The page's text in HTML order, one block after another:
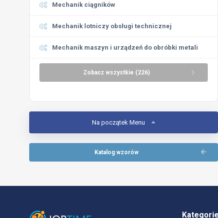
Mechanik ciągników
Mechanik lotniczy obsługi technicznej
Mechanik maszyn i urządzeń do obróbki metali
Zobacz wszystkie (226)
Na początek Menu
Katalog wzorów